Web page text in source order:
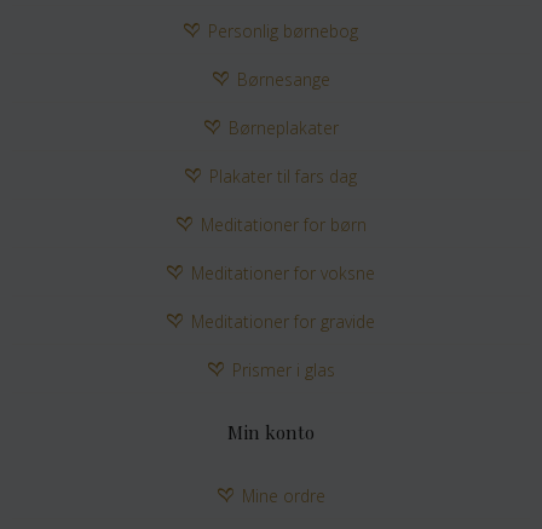
Personlig børnebog
Børnesange
Børneplakater
Plakater til fars dag
Meditationer for børn
Meditationer for voksne
Meditationer for gravide
Prismer i glas
Min konto
Mine ordre